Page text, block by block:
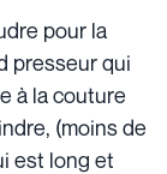
pour la
presseur qui
à la couture
(moins de
est long et